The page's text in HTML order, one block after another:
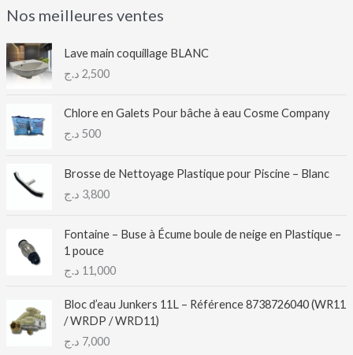
Nos meilleures ventes
Lave main coquillage BLANC
2,500 د.ج
Chlore en Galets Pour bâche à eau Cosme Company
500 د.ج
Brosse de Nettoyage Plastique pour Piscine – Blanc
3,800 د.ج
Fontaine – Buse à Écume boule de neige en Plastique –
1 pouce
11,000 د.ج
Bloc d’eau Junkers 11L – Référence 8738726040 (WR11
/ WRDP / WRD11)
7,000 د.ج